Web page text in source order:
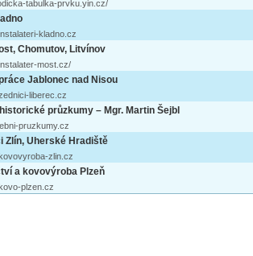
tabulka-prvku.yin.cz/
kladno.cz
Chomutov, Litvínov
most.cz/
Jablonec nad Nisou
liberec.cz
průzkumy – Mgr. Martin Šejbl
pruzkumy.cz
Zlín, Uherské Hradiště
zlin.cz
a kovovýroba Plzeň
plzen.cz